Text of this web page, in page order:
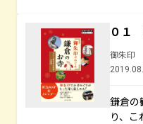
０１
御朱印
鎌倉の
り、